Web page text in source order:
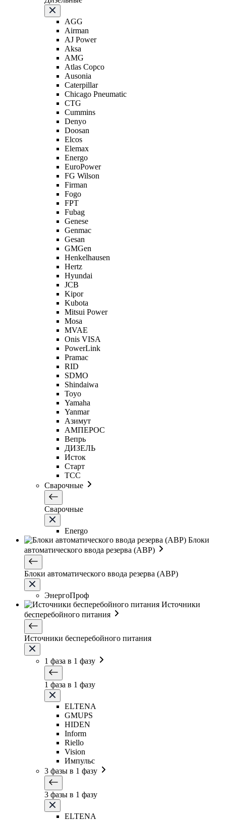
AGG
Airman
AJ Power
Aksa
AMG
Atlas Copco
Ausonia
Caterpillar
Chicago Pneumatic
CTG
Cummins
Denyo
Doosan
Elcos
Elemax
Energo
EuroPower
FG Wilson
Firman
Fogo
FPT
Fubag
Genese
Genmac
Gesan
GMGen
Henkelhausen
Hertz
Hyundai
JCB
Kipor
Kubota
Mitsui Power
Mosa
MVAE
Onis VISA
PowerLink
Pramac
RID
SDMO
Shindaiwa
Toyo
Yamaha
Yanmar
Азимут
АМПЕРОС
Вепрь
ДИЗЕЛЬ
Исток
Старт
ТСС
Сварочные
Сварочные
Energo
Блоки
автоматического ввода резерва (АВР)
Блоки автоматического ввода резерва (АВР)
ЭнергоПроф
Источники
бесперебойного питания
Источники бесперебойного питания
1 фаза в 1 фазу
1 фаза в 1 фазу
ELTENA
GMUPS
HIDEN
Inform
Riello
Vision
Импульс
3 фазы в 1 фазу
3 фазы в 1 фазу
ELTENA